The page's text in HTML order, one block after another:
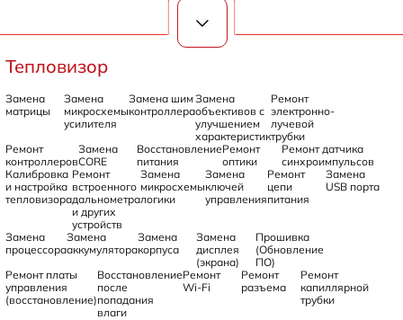
Тепловизор
Замена
матрицы
Замена
микросхемы
усилителя
Замена шим
контроллера
Замена
объективов с
улучшением
характеристик
Ремонт
электронно-
лучевой
трубки
Ремонт
контроллеров
Замена
CORE
Восстановление
питания
Ремонт
оптики
Ремонт датчика
синхроимпульсов
Калибровка
и настройка
тепловизора
Ремонт
встроенного
дальнометра
и других
устройств
Замена
микросхемы
логики
Замена
ключей
управления
Ремонт
цепи
питания
Замена
USB порта
Замена
процессора
Замена
аккумулятора
Замена
корпуса
Замена
дисплея
(экрана)
Прошивка
(Обновление
ПО)
Ремонт платы
управления
(восстановление)
Восстановление
после
попадания
влаги
Ремонт
Wi-Fi
Ремонт
разъема
Ремонт
капиллярной
трубки